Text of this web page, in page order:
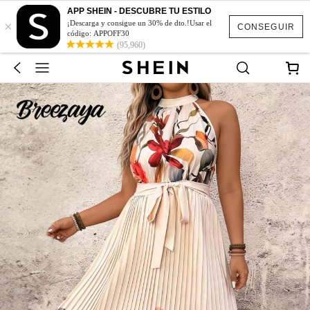
CONSEGUIR
×
APP SHEIN - DESCUBRE TU ESTILO
¡Descarga y consigue un 30% de dto.!Usar el
código: APPOFF30
(95,960)